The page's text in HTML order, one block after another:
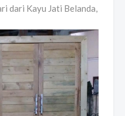
dari Kayu Jati Belanda,